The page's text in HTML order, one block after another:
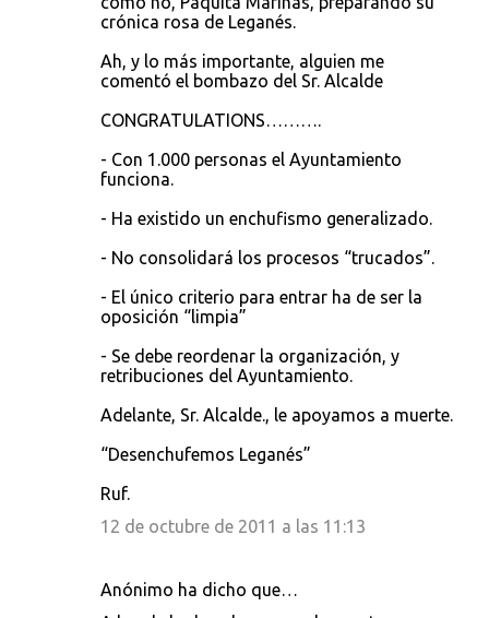
crónica rosa de Leganés.
Ah, y lo más importante, alguien me
comentó el bombazo del Sr. Alcalde
CONGRATULATIONS……….
- Con 1.000 personas el Ayuntamiento
funciona.
- Ha existido un enchufismo generalizado.
- No consolidará los procesos “trucados”.
- El único criterio para entrar ha de ser la
oposición “limpia”
- Se debe reordenar la organización, y
retribuciones del Ayuntamiento.
Adelante, Sr. Alcalde., le apoyamos a muerte.
“Desenchufemos Leganés”
Ruf.
12 de octubre de 2011 a las 11:13
Anónimo ha dicho que…